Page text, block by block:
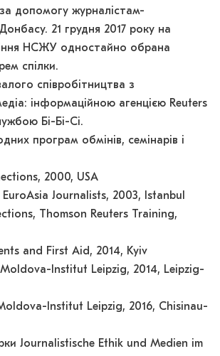
допомогу журналістам-
21 грудня 2017 року на
НСЖУ одностайно обрана
спілки.
співробітництва з
інформаційною агенцією Reuters
Бі-Бі-Сі.
програм обмінів, семінарів і
2000, USA
Journalists, 2003, Istanbul
Thomson Reuters Training,
and First Aid, 2014, Kyiv
Institut Leipzig, 2014, Leipzig-
Institut Leipzig, 2016, Сhisinau-
Journalistische Ethik und Medien im